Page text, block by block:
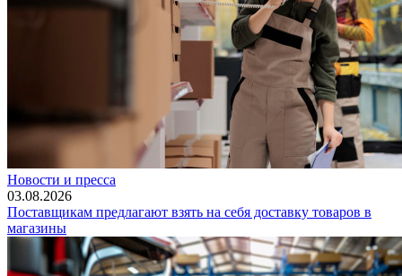
Новости и пресса
03.08.2026
Поставщикам предлагают взять на себя доставку товаров в
магазины